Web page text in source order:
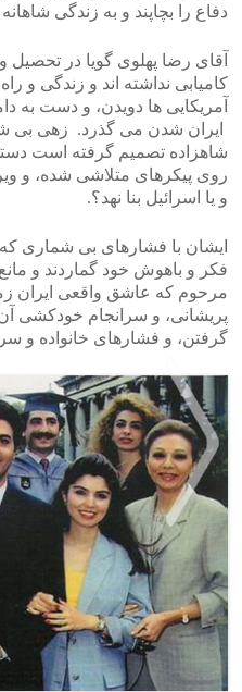
دفاع را بچاپند و به زندگی
آقای رضا پهلوی گویا در تحصیل
کامیابی نداشته اند و زندگی و
آمریکایی ها دویدن، و دست به
ایران شدن می گذرد. زهی بی
شاهزاده تصمیم گرفته است
روی پیکرهای متلاشی شده، و
و یا اسرائیل بنا نهد؟.
ایشان با فشارهای بی شماری که
فکر و باهوش خود گماردند و
مرحوم که عاشق واقعی ایران
پریشانی، و سرانجام خودکشی آن
گرفتن، و فشارهای خانواده و
<